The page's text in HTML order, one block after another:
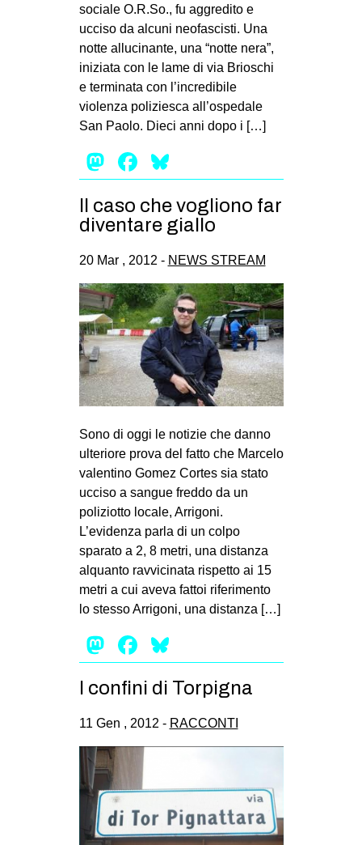
ms
SEARCH
sociale O.R.So., fu aggredito e
ucciso da alcuni neofascisti. Una
notte allucinante, una “notte nera”,
iniziata con le lame di via Brioschi
e terminata con l’incredibile
violenza poliziesca all’ospedale
San Paolo. Dieci anni dopo i […]
Mastodon
Facebook
Il caso che vogliono far
diventare giallo
20 Mar , 2012 - NEWS STREAM
Sono di oggi le notizie che danno
ulteriore prova del fatto che Marcelo
valentino Gomez Cortes sia stato
ucciso a sangue freddo da un
poliziotto locale, Arrigoni.
L’evidenza parla di un colpo
sparato a 2, 8 metri, una distanza
alquanto ravvicinata rispetto ai 15
metri a cui aveva fattoi riferimento
lo stesso Arrigoni, una distanza […]
Mastodon
Facebook
I confini di Torpigna
11 Gen , 2012 - RACCONTI